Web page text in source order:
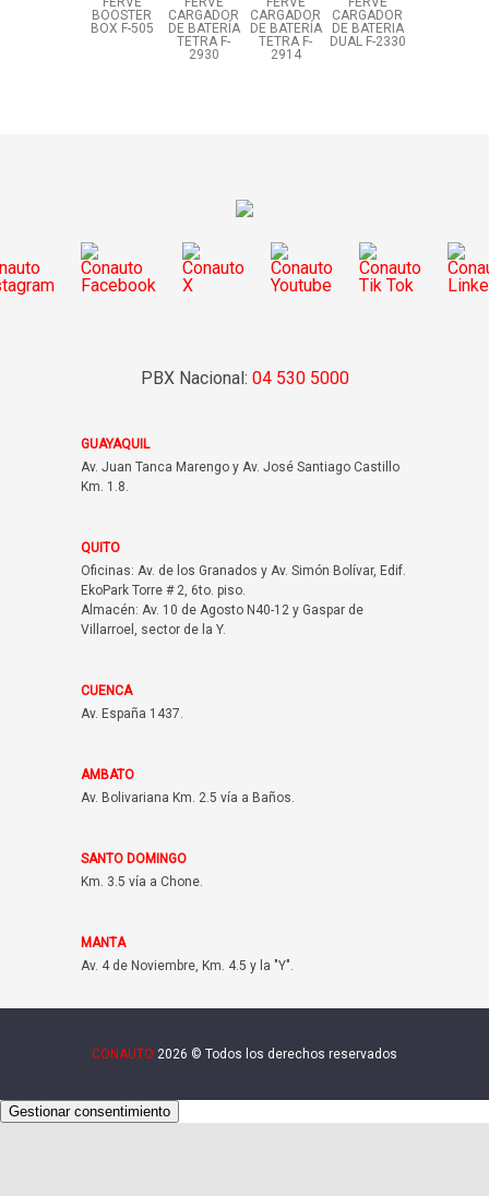
BOOSTER
BOX F-505
CARGADOR
DE BATERÍA
TETRA F-
2930
CARGADOR
DE BATERÍA
TETRA F-
2914
CARGADOR
DE BATERIA
DUAL F-2330
PBX Nacional: 04 530 5000
GUAYAQUIL
Av. Juan Tanca Marengo y Av. José Santiago Castillo
Km. 1.8.
QUITO
Oficinas: Av. de los Granados y Av. Simón Bolívar, Edif.
EkoPark Torre # 2, 6to. piso.
Almacén: Av. 10 de Agosto N40-12 y Gaspar de
Villarroel, sector de la Y.
CUENCA
Av. España 1437.
AMBATO
Av. Bolivariana Km. 2.5 vía a Baños.
SANTO DOMINGO
Km. 3.5 vía a Chone.
MANTA
Av. 4 de Noviembre, Km. 4.5 y la "Y".
CONAUTO 2026 © Todos los derechos reservados
Gestionar consentimiento